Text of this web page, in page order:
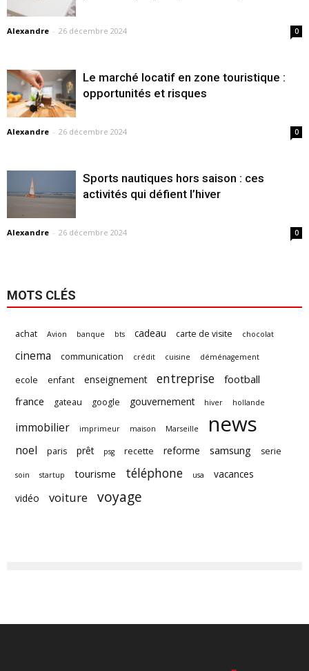
Alexandre - 26 décembre 2024 0
Le marché locatif en zone touristique :
opportunités et risques
Alexandre - 26 décembre 2024 0
Sports nautiques hors saison : ces
activités qui défient l’hiver
Alexandre - 26 décembre 2024 0
MOTS CLÉS
achat Avion banque bts cadeau carte de visite chocolat
cinema communication crédit cuisine déménagement
ecole enfant enseignement entreprise
football
france
gateau google gouvernement hiver hollande
immobilier imprimeur maison Marseille news
noel paris prêt psg recette reforme samsung serie
soin startup tourisme téléphone usa
vacances
vidéo
voiture voyage